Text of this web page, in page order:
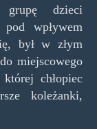
dzieci
wpływem
był w złym
miejscowego
chłopiec
koleżanki,